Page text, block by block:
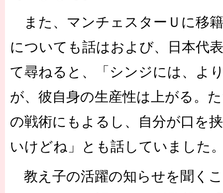
また、マンチェスターＵに移
についても話はおよび、日本代
て尋ねると、「シンジには、よ
が、彼自身の生産性は上がる。
の戦術にもよるし、自分が口を
いけどね」とも話していました
教え子の活躍の知らせを聞く